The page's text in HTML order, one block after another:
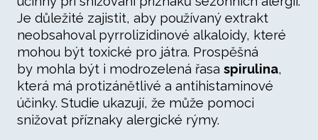
Je důležité zajistit, aby používaný extrakt
neobsahoval pyrrolizidinové alkaloidy, které
mohou být toxické pro játra. Prospěšná
by mohla být i modrozelená řasa spirulina,
která má protizánětlivé a antihistaminové
účinky. Studie ukazují, že může pomoci
snižovat příznaky alergické rýmy.